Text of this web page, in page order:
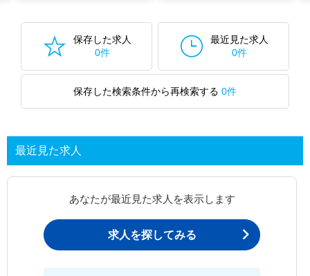
保存した求人
0件
最近見た求人
0件
保存した検索条件から再検索する 0件
最近見た求人
あなたが最近見た求人を表示します
求人を探してみる